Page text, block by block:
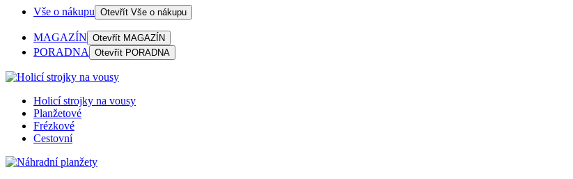
Vše o nákupu Otevřít Vše o nákupu
MAGAZÍN Otevřít MAGAZÍN
PORADNA Otevřít PORADNA
Holicí strojky na vousy
Planžetové
Frézkové
Cestovní